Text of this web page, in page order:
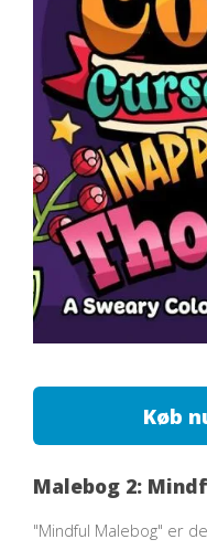
Køb
Malebog 2:
"Mindful Malebog" er